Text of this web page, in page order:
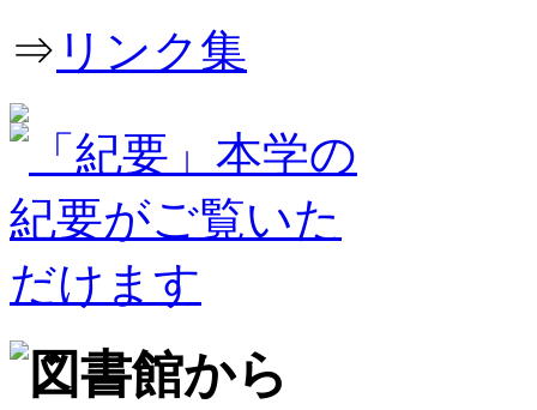
⇒ リンク集